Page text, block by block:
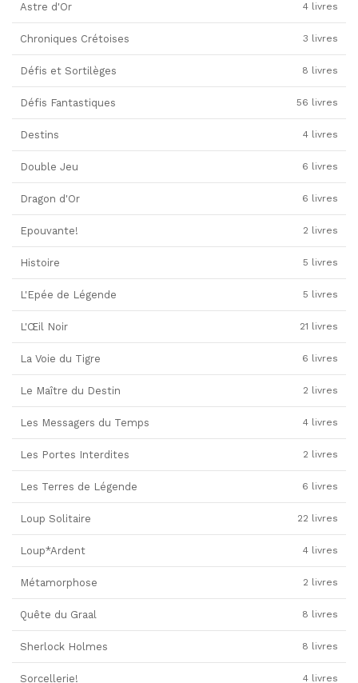
Astre d'Or 4 livres
Chroniques Crétoises 3 livres
Défis et Sortilèges 8 livres
Défis Fantastiques 56 livres
Destins 4 livres
Double Jeu 6 livres
Dragon d'Or 6 livres
Epouvante! 2 livres
Histoire 5 livres
L'Epée de Légende 5 livres
L'Œil Noir 21 livres
La Voie du Tigre 6 livres
Le Maître du Destin 2 livres
Les Messagers du Temps 4 livres
Les Portes Interdites 2 livres
Les Terres de Légende 6 livres
Loup Solitaire 22 livres
Loup*Ardent 4 livres
Métamorphose 2 livres
Quête du Graal 8 livres
Sherlock Holmes 8 livres
Sorcellerie! 4 livres